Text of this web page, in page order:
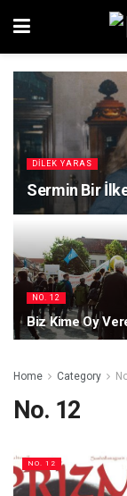
DILEK YARAS
Sermin Bir
NO. 12
Biz Kime Oy
Home Category
No. 12
NO. 12